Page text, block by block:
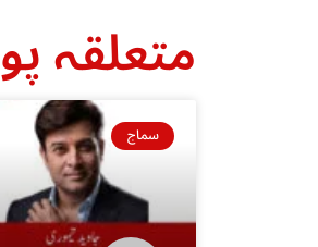
متعلقہ
سماج